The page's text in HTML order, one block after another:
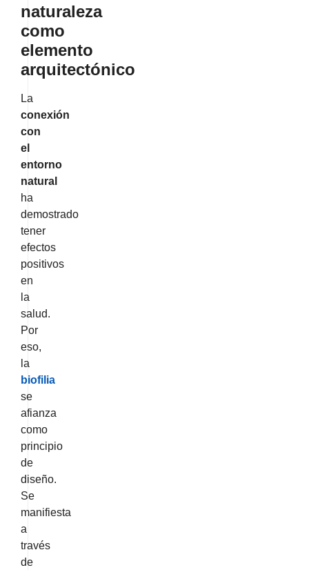
naturaleza
como
elemento
arquitectónico
La
conexión
con
el
entorno
natural
ha
demostrado
tener
efectos
positivos
en
la
salud.
Por
eso,
la
biofilia
se
afianza
como
principio
de
diseño.
Se
manifiesta
a
través
de